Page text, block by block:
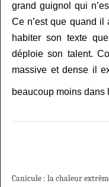
grand guignol qui
Ce n’est que quand il
habiter son texte
déploie son talent.
massive et dense il
beaucoup moins dans
Canicule : la chaleur